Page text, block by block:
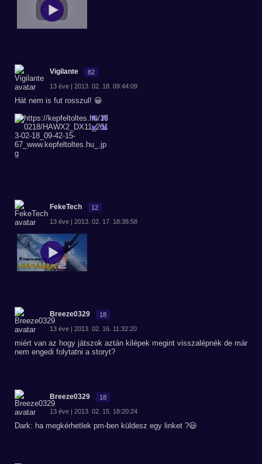
Vigilante 82
13 éve | 2013. 02. 18. 09:44:09
Hát nem is fut rosszul! 😀
FekeTech 12
13 éve | 2013. 02. 17. 18:38:58
Breeze0329 18
13 éve | 2013. 02. 16. 11:32:20
miért van az hogy játszok aztán kilépek megint visszalépnék de már
nem engedi folytatni a storyt?
Breeze0329 18
13 éve | 2013. 02. 15. 18:20:24
Dark: ha megkérhetlek pm-ben küldesz egy linket ?😃